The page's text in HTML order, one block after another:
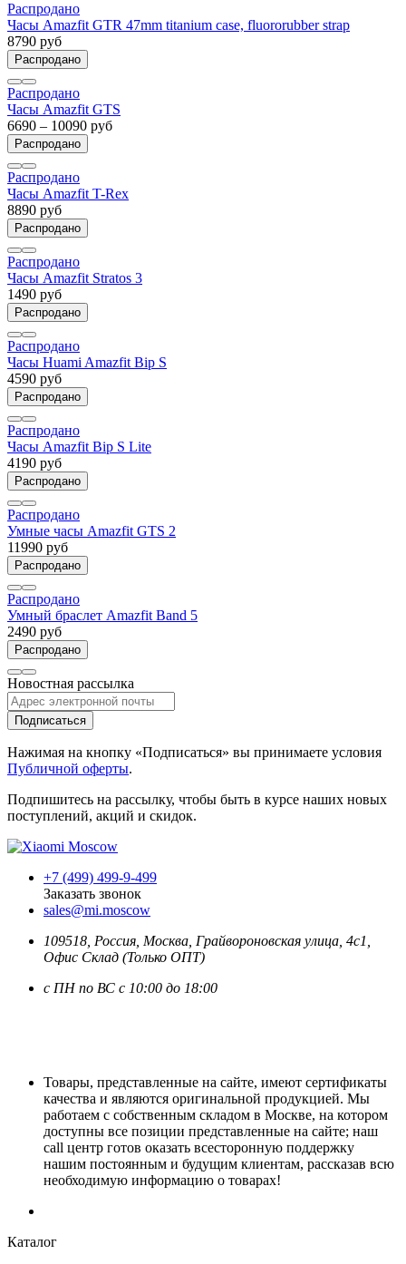
Распродано
Часы Amazfit GTR 47mm titanium case, fluororubber strap
8790 руб
Распродано
Распродано
Часы Amazfit GTS
6690 – 10090 руб
Распродано
Распродано
Часы Amazfit T-Rex
8890 руб
Распродано
Распродано
Часы Amazfit Stratos 3
1490 руб
Распродано
Распродано
Часы Huami Amazfit Bip S
4590 руб
Распродано
Распродано
Часы Amazfit Bip S Lite
4190 руб
Распродано
Распродано
Умные часы Amazfit GTS 2
11990 руб
Распродано
Распродано
Умный браслет Amazfit Band 5
2490 руб
Распродано
Новостная рассылка
Подписаться
Нажимая на кнопку «Подписаться» вы принимаете условия
Публичной оферты.
Подпишитесь на рассылку, чтобы быть в курсе наших новых
поступлений, акций и скидок.
+7 (499) 499-9-499
Заказать звонок
sales@mi.moscow
109518, Россия Москва , Грайвороновская улица, 4с1,
Офис Склад (Только ОПТ)
с ПН по ВС с 10:00 до 18:00
Товары, представленные на сайте, имеют сертификаты
качества и являются оригинальной продукцией. Мы
работаем с собственным складом в Москве, на котором
доступны все позиции представленные на сайте; наш
call центр готов оказать всесторонную поддержку
нашим постоянным и будущим клиентам, рассказав всю
необходимую информацию о товарах!
Каталог